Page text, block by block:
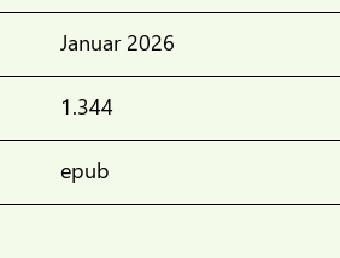
Januar 2026
1.344
epub